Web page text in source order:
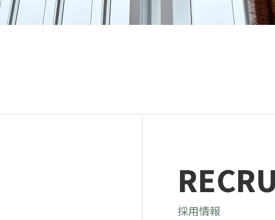
移植適性度診断
採用情報